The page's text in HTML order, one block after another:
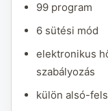
99 program
6 sütési mód
elektronikus
szabályozás
külön alsó-